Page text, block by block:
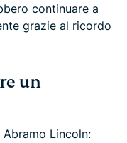
continuare a
grazie al ricordo
un
Abramo Lincoln: